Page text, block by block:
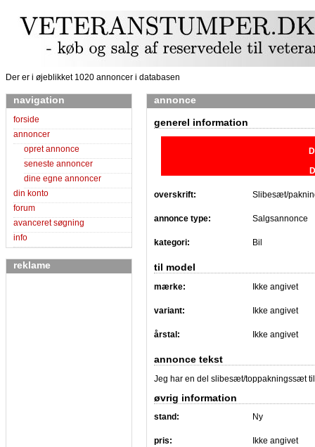
Der er i øjeblikket 1020 annoncer i databasen
navigation
forside
annoncer
opret annonce
seneste annoncer
dine egne annoncer
din konto
forum
avanceret søgning
info
reklame
annonce
generel information
overskrift: Slibesæt/
annonce type: Salgsannonce
kategori: Bil
til model
mærke: Ikke angivet
variant: Ikke angivet
årstal: Ikke angivet
annonce tekst
Jeg har en del slibesæt/toppakningssæt
øvrig information
stand: Ny
pris: Ikke angivet